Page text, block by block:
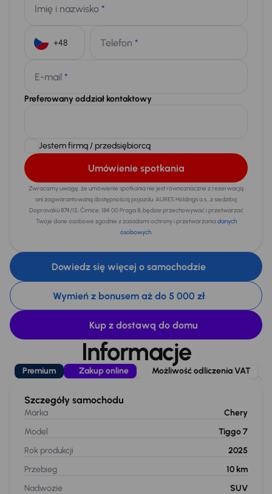
Imię i nazwisko *
Telefon *
E-mail *
Preferowany oddział kontaktowy
Jestem firmą / przedsiębiorcą
Umówienie spotkania
Zwracamy uwagę, że umówienie spotkania nie jest równoznaczne z rezerwacją
ani zagwarantowaną dostępnością pojazdu. AURES Holdings a.s., z siedzibą
Dopraváků 874/15, Čimice, 184 00 Praga 8, będzie przechowywać i przetwarzać
Twoje dane osobowe zgodnie z zasadami ochrony i przetwarzaniadanych
osobowych.
Dowiedz się więcej o samochodzie
Wymień z bonusem aż do 5 000 zł
Kup z dostawą do domu
Informacje
Premium Zakup online Możliwość odliczenia VAT
Szczegóły samochodu
Marka
Chery
Model
Tiggo 7
Rok produkcji
2025
Przebieg
10 km
Nadwozie
SUV